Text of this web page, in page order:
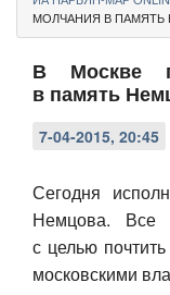
Политика
Бизнес
Медиа
Авто
МОЛЧАНИЯ В ПАМЯТЬ
В Москве
в память
7-04-2015, 20:45
Сегодня
Немцова.
с целью
московскими